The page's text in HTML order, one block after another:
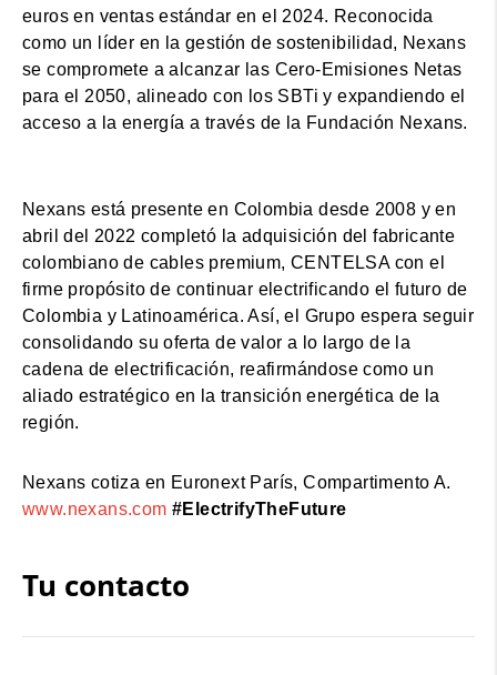
euros en ventas estándar en el 2024. Reconocida
como un líder en la gestión de sostenibilidad, Nexans
se compromete a alcanzar las Cero-Emisiones Netas
para el 2050, alineado con los SBTi y expandiendo el
acceso a la energía a través de la Fundación Nexans.
Nexans está presente en Colombia desde 2008 y en
abril del 2022 completó la adquisición del fabricante
colombiano de cables premium, CENTELSA con el
firme propósito de continuar electrificando el futuro de
Colombia y Latinoamérica. Así, el Grupo espera seguir
consolidando su oferta de valor a lo largo de la
cadena de electrificación, reafirmándose como un
aliado estratégico en la transición energética de la
región.
Nexans cotiza en Euronext París, Compartimento A.
www.nexans.com #ElectrifyTheFuture
Tu contacto